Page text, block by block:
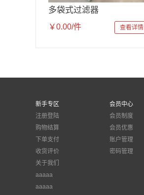
多袋式过滤器
￥0.00/件 查看详情
新手专区
注册登陆
购物结算
下单支付
收货评价
关于我们
aaaaa
aaaaa
会员中心
会员制度
会员优惠
账户管理
密码管理